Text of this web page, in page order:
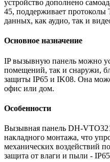
устройство дополнено
45, поддерживает протоколы
данных, как аудио, так и
Основное назначение
IP вызывную панель можно
помещений, так и снаружи,
защиты IP65 и IK08. Она
офис или дом.
Особенности
Вызывная панель DH-
накладного монтажа, что
механических воздействий
защита от влаги и пыли -